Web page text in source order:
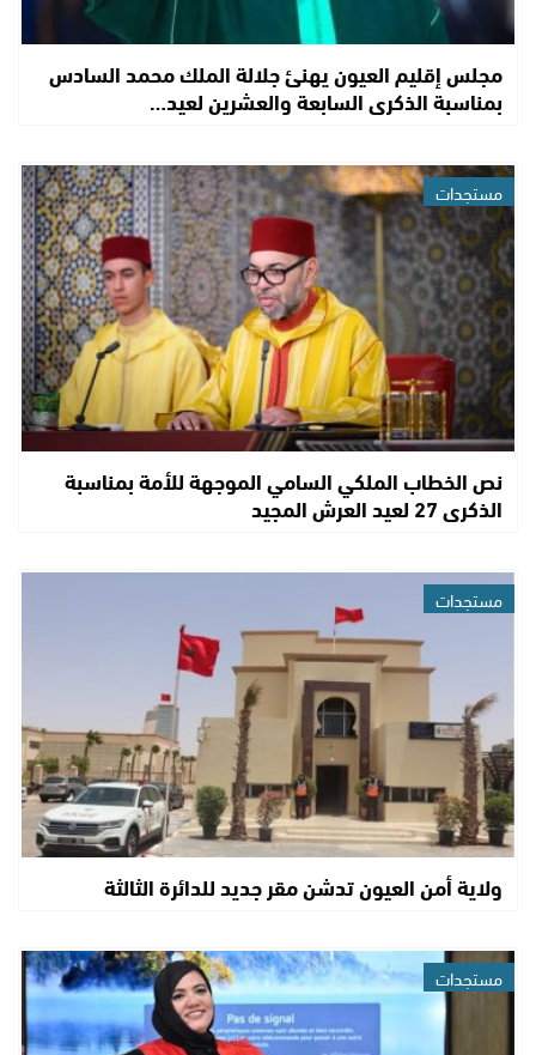
مجلس إقليم العيون يهنئ جلالة الملك محمد السادس
بمناسبة الذكرى السابعة والعشرين لعيد…
مستجدات
نص الخطاب الملكي السامي الموجهة للأمة بمناسبة
الذكرى 27 لعيد العرش المجيد
مستجدات
ولاية أمن العيون تدشن مقر جديد للدائرة الثالثة
مستجدات